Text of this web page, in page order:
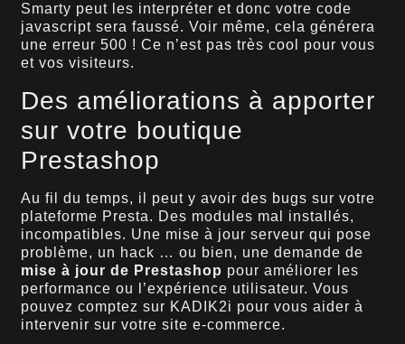
Smarty peut les interpréter et donc votre code
javascript sera faussé. Voir même, cela générera
une erreur 500 ! Ce n’est pas très cool pour vous
et vos visiteurs.
Des améliorations à apporter
sur votre boutique
Prestashop
Au fil du temps, il peut y avoir des bugs sur votre
plateforme Presta. Des modules mal installés,
incompatibles. Une mise à jour serveur qui pose
problème, un hack … ou bien, une demande de
mise à jour de Prestashop pour améliorer les
performance ou l’expérience utilisateur. Vous
pouvez comptez sur KADIK2i pour vous aider à
intervenir sur votre site e-commerce.